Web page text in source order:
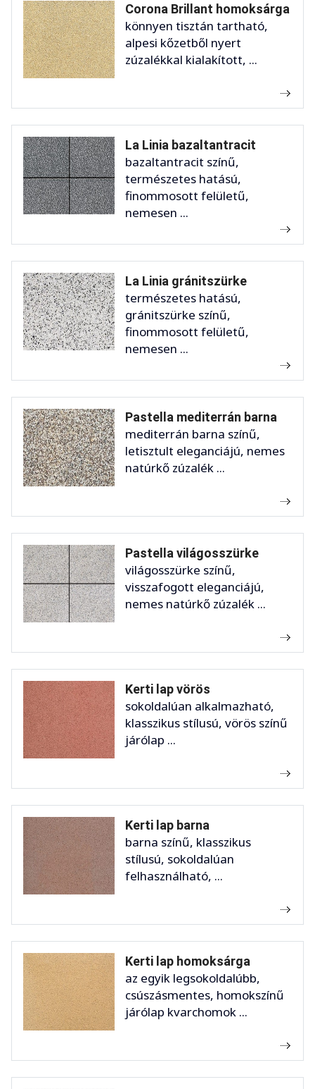
Corona Brillant homoksárga
könnyen tisztán tartható,
alpesi kőzetből nyert
zúzalékkal kialakított, ...
La Linia bazaltantracit
bazaltantracit színű,
természetes hatású,
finommosott felületű,
nemesen ...
La Linia gránitszürke
természetes hatású,
gránitszürke színű,
finommosott felületű,
nemesen ...
Pastella mediterrán barna
mediterrán barna színű,
letisztult eleganciájú, nemes
natúrkő zúzalék ...
Pastella világosszürke
világosszürke színű,
visszafogott eleganciájú,
nemes natúrkő zúzalék ...
Kerti lap vörös
sokoldalúan alkalmazható,
klasszikus stílusú, vörös színű
járólap ...
Kerti lap barna
barna színű, klasszikus
stílusú, sokoldalúan
felhasználható, ...
Kerti lap homoksárga
az egyik legsokoldalúbb,
csúszásmentes, homokszínű
járólap kvarchomok ...